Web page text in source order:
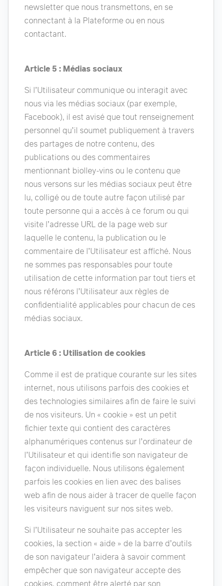
newsletter que nous transmettons, en se
connectant à la Plateforme ou en nous
contactant.
Article 5 : Médias sociaux
Si l’Utilisateur communique ou interagit avec
nous via les médias sociaux (par exemple,
Facebook), il est avisé que tout renseignement
personnel qu’il soumet publiquement à travers
des partages de notre contenu, des
publications ou des commentaires
mentionnant biolley-vins ou le contenu que
nous versons sur les médias sociaux peut être
lu, colligé ou de toute autre façon utilisé par
toute personne qui a accès à ce forum ou qui
visite l’adresse URL de la page web sur
laquelle le contenu, la publication ou le
commentaire de l’Utilisateur est affiché. Nous
ne sommes pas responsables pour toute
utilisation de cette information par tout tiers et
nous référons l’Utilisateur aux règles de
confidentialité applicables pour chacun de ces
médias sociaux.
Article 6 : Utilisation de cookies
Comme il est de pratique courante sur les sites
internet, nous utilisons parfois des cookies et
des technologies similaires afin de faire le suivi
de nos visiteurs. Un « cookie » est un petit
fichier texte qui contient des caractères
alphanumériques contenus sur l’ordinateur de
l’Utilisateur et qui identifie son navigateur de
façon individuelle. Nous utilisons également
parfois les cookies en lien avec des balises
web afin de nous aider à tracer de quelle façon
les visiteurs naviguent sur nos sites web.
Si l’Utilisateur ne souhaite pas accepter les
cookies, la section « aide » de la barre d’outils
de son navigateur l’aidera à savoir comment
empêcher que son navigateur accepte des
cookies, comment être alerté par son